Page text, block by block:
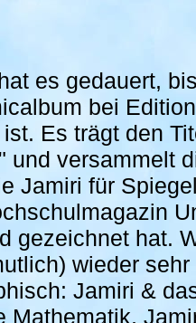
es gedauert,
bei
Es trägt den
und versammelt
Jamiri für
gezeichnet hat.
wieder sehr
Jamiri &
Mathematik,